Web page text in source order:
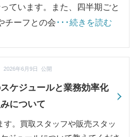
ています。また、四半期ごと
チーフとの会 ･･･続きを読む
ケジュールと業務効率化
について
2026年6月9日 公開
す。買取スタッフや販売スタッ